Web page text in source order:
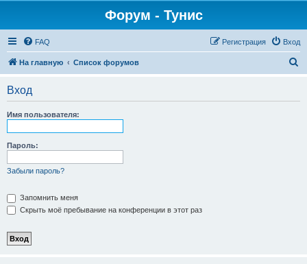
Форум - Тунис
FAQ Вход
Регистрация
На главную Список форумов
Вход
Имя пользователя:
Пароль:
Забыли пароль?
Запомнить меня
Скрыть моё пребывание на конференции в этот раз